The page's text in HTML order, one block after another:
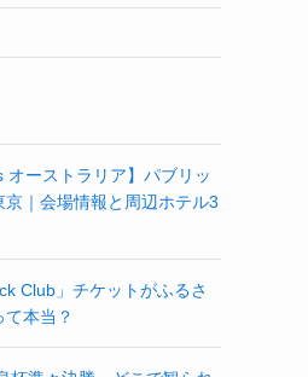
オーストラリア】パブリッ
｜会場情報と周辺ホテル3
Club」チケットがふるさ
本当？